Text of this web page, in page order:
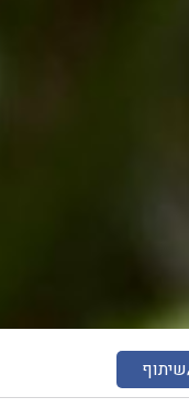
שיתוף